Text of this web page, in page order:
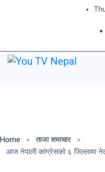
Home
ताजा समाचार
आज नेपाली कांग्रेसको ६ जिल्लामा